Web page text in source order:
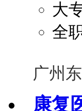
大
全
广州
康复